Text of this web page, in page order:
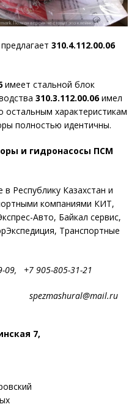
310.4.112.00.06
имеет стальной блок
310.3.112.00.06имел
остальным характеристикам
полностью идентичны.
и гидронасосы ПСМ
Республику Казахстан и
компаниями КИТ,
Авто, Байкал сервис,
Транспортные
+7 905-805-31-21
7,